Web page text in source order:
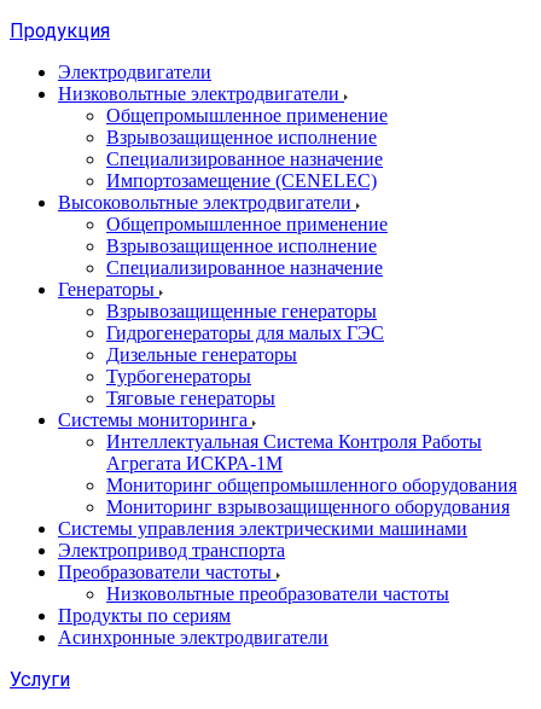
Продукция
Электродвигатели
Низковольтные электродвигатели
Общепромышленное применение
Взрывозащищенное исполнение
Специализированное назначение
Импортозамещение (CENELEC)
Высоковольтные электродвигатели
Общепромышленное применение
Взрывозащищенное исполнение
Специализированное назначение
Генераторы
Взрывозащищенные генераторы
Гидрогенераторы для малых ГЭС
Дизельные генераторы
Турбогенераторы
Тяговые генераторы
Системы мониторинга
Интеллектуальная Система Контроля Работы
Агрегата ИСКРА-1М
Мониторинг общепромышленного оборудования
Мониторинг взрывозащищенного оборудования
Системы управления электрическими машинами
Электропривод транспорта
Преобразователи частоты
Низковольтные преобразователи частоты
Продукты по сериям
Асинхронные электродвигатели
Услуги